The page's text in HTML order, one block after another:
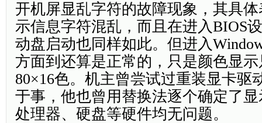
开机屏显乱字符的故障现象，其具
示信息字符混乱，而且在进入BIOS
动盘启动也同样如此。但进入
方面到还算是正常的，只是颜色显
80×16色。机主曾尝试过重装显卡驱
于事，他也曾用替换法逐个确定了
处理器、硬盘等硬件均无问题。